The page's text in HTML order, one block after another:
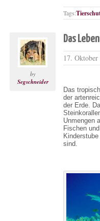
Tags:
by
Segschneider
Das
17. Oktober
Das
der
der Erde.
Unmengen
Fischen
sind.